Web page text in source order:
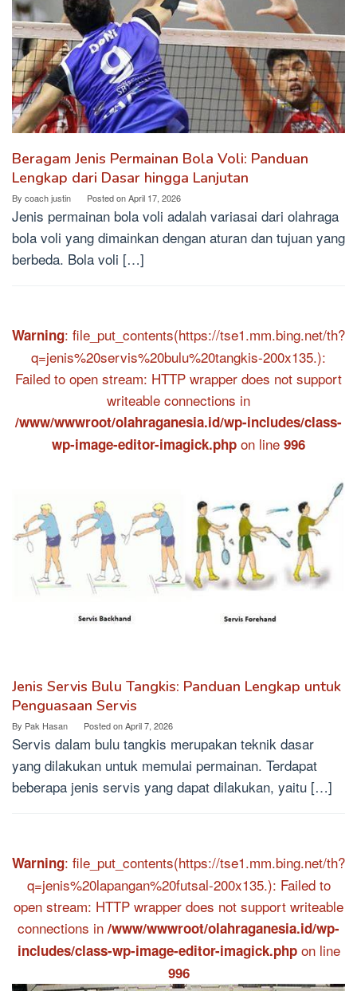
Beragam Jenis Permainan Bola Voli: Panduan
Lengkap dari Dasar hingga Lanjutan
By coach justin Posted onApril 17, 2026
Jenis permainan bola voli adalah variasai dari olahraga
bola voli yang dimainkan dengan aturan dan tujuan yang
berbeda. Bola voli […]
Warning: file_put_contents(https://tse1.mm.bing.net/th?
q=jenis%20servis%20bulu%20tangkis-200x135.):
Failed to open stream: HTTP wrapper does not support
writeable connections in
/www/wwwroot/olahraganesia.id/wp-includes/class-
wp-image-editor-imagick.php on line 996
Jenis Servis Bulu Tangkis: Panduan Lengkap untuk
Penguasaan Servis
By Pak Hasan Posted onApril 7, 2026
Servis dalam bulu tangkis merupakan teknik dasar
yang dilakukan untuk memulai permainan. Terdapat
beberapa jenis servis yang dapat dilakukan, yaitu […]
Warning: file_put_contents(https://tse1.mm.bing.net/th?
q=jenis%20lapangan%20futsal-200x135.): Failed to
open stream: HTTP wrapper does not support writeable
connections in /www/wwwroot/olahraganesia.id/wp-
includes/class-wp-image-editor-imagick.phpon line
996